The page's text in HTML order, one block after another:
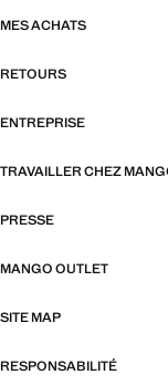
MES ACHATS
RETOURS
ENTREPRISE
TRAVAILLER CHEZ
PRESSE
MANGO OUTLET
SITE MAP
RESPONSABILITÉ